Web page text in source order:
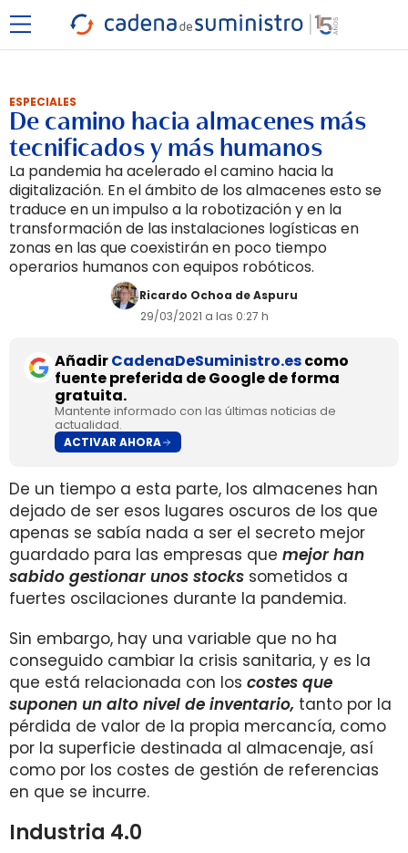
ESPECIALES
De camino hacia almacenes más
tecnificados y más humanos
La pandemia ha acelerado el camino hacia la
digitalización. En el ámbito de los almacenes esto se
traduce en un impulso a la robotización y en la
transformación de las instalaciones logísticas en
zonas en las que coexistirán en poco tiempo
operarios humanos con equipos robóticos.
Ricardo Ochoa de Aspuru
29/03/2021 a las 0:27 h
AñadirCadenaDeSuministro.escomo
fuente preferida de Google de forma
gratuita.
Mantente informado con las últimas noticias de
actualidad.
ACTIVAR AHORA
De un tiempo a esta parte, los almacenes han
dejado de ser esos lugares oscuros de los que
apenas se sabía nada a ser el secreto mejor
guardado para las empresas que mejor han
sabido gestionar unos stocks sometidos a
fuertes oscilaciones durante la pandemia.
Sin embargo, hay una variable que no ha
conseguido cambiar la crisis sanitaria, y es la
que está relacionada con los costes que
suponen un alto nivel de inventario, tanto por la
pérdida de valor de la propia mercancía, como
por la superficie destinada al almacenaje, así
como por los costes de gestión de referencias
en que se incurre.
Industria 4.0